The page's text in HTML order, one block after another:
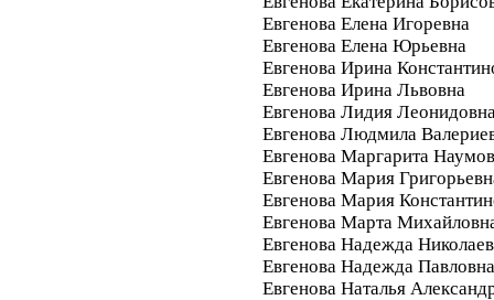
Евгенова Елена Игоревна
Евгенова Елена Юрьевна
Евгенова Ирина
Евгенова Ирина Львовна
Евгенова Лидия
Евгенова Людмила
Евгенова Маргарита
Евгенова Мария
Евгенова Мария
Евгенова Марта
Евгенова Надежда
Евгенова Надежда Павловна
Евгенова Наталья